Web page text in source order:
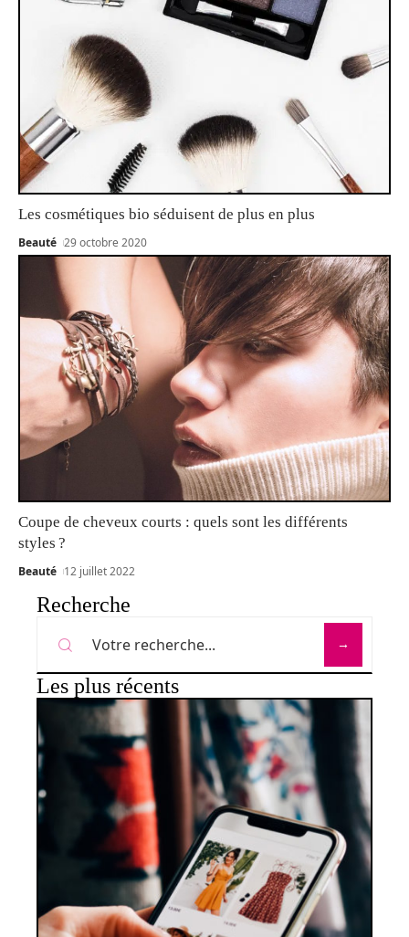
Les cosmétiques bio séduisent de plus en plus
Beauté 29 octobre 2020
Coupe de cheveux courts : quels sont les différents
styles ?
Beauté 12 juillet 2022
Recherche
Les plus récents